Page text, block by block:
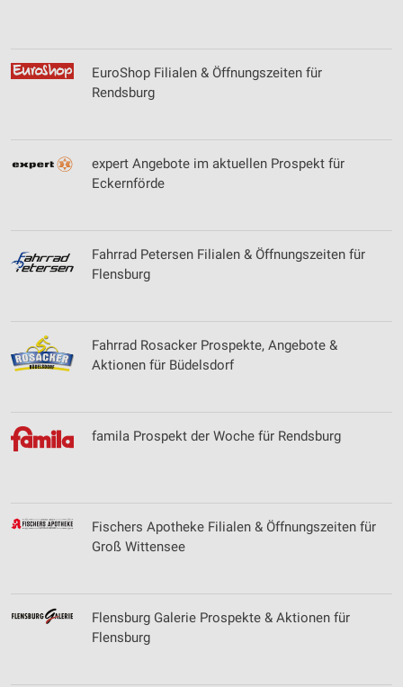
EuroShop Filialen & Öffnungszeiten für
Rendsburg
expert Angebote im aktuellen Prospekt für
Eckernförde
Fahrrad Petersen Filialen & Öffnungszeiten für
Flensburg
Fahrrad Rosacker Prospekte, Angebote &
Aktionen für Büdelsdorf
famila Prospekt der Woche für Rendsburg
Fischers Apotheke Filialen & Öffnungszeiten für
Groß Wittensee
Flensburg Galerie Prospekte & Aktionen für
Flensburg
Performance
Werbung